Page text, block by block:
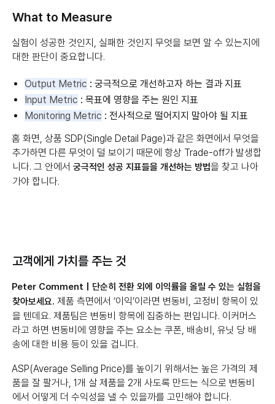
What to Measure
실험이 성공한 것인지, 실패한 것인지 무엇을 보면 알 수 있는지에
대한 판단이 중요합니다.
Output Metric : 궁극적으로 개선하고자 하는 결과 지표
Input Metric : 목표에 영향을 주는 원인 지표
Monitoring Metric : 전사적으로 떨어지지 말아야 될 지표
홈 화면, 상품 SDP(Single Detail Page)과 같은 화면에서 무엇을
추가하면 다른 무엇이 덜 보이기 때문에 항상 Trade-off가 발생합
니다. 그 안에서 궁극적인 성공 지표들을 개선하는 방법을 찾고 나아
가야 합니다.
고객에게 가치를 주는 것
Peter Comment | 단순히 전환 외에 이익률을 올릴 수 있는 실험을
찾아보세요. 제품 측면에서 ‘이익’이라면 변동비, 고정비 항목이 있
을 텐데요. 제품팀은 변동비 항목에 집중하는 편입니다. 이커머스
라고 하면 변동비에 영향을 주는 요소는 쿠폰, 배송비, 유닛 당 배
송에 대한 비용 등이 있을 겁니다.
ASP(Average Selling Price)를 높이기 위해서는 높은 가격의 제
품을 잘 팔거나, 1개 살 제품을 2개 사도록 만드는 식으로 변동비
에서 어떻게 더 수익성을 낼 수 있을까를 고민해야 합니다.